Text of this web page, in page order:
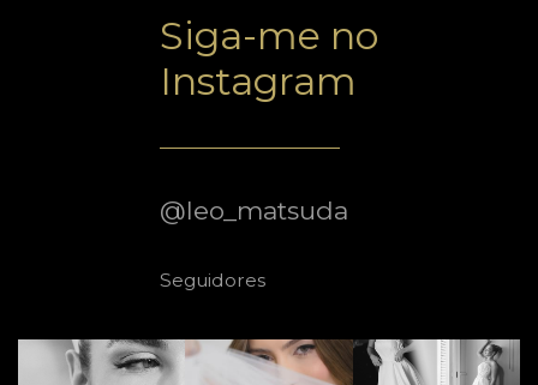
Siga-me no
Instagram
@leo_matsuda
Seguidores